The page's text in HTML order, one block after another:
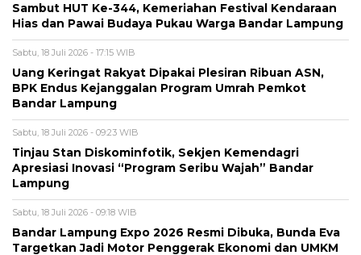
Sambut HUT Ke-344, Kemeriahan Festival Kendaraan
Hias dan Pawai Budaya Pukau Warga Bandar Lampung
Sabtu, 18 Juli 2026 - 17:15 WIB
Uang Keringat Rakyat Dipakai Plesiran Ribuan ASN,
BPK Endus Kejanggalan Program Umrah Pemkot
Bandar Lampung
Sabtu, 18 Juli 2026 - 09:23 WIB
Tinjau Stan Diskominfotik, Sekjen Kemendagri
Apresiasi Inovasi “Program Seribu Wajah” Bandar
Lampung
Sabtu, 18 Juli 2026 - 09:18 WIB
Bandar Lampung Expo 2026 Resmi Dibuka, Bunda Eva
Targetkan Jadi Motor Penggerak Ekonomi dan UMKM